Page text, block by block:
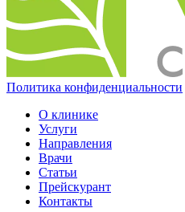
Политика конфиденциальности
О клинике
Услуги
Направления
Врачи
Статьи
Прейскурант
Контакты